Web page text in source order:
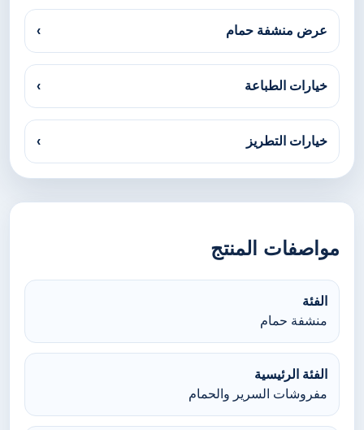
عرض منشفة حمام ›
خيارات الطباعة ›
خيارات التطريز ›
مواصفات المنتج
الفئة
منشفة حمام
الفئة الرئيسية
مفروشات السرير والحمام